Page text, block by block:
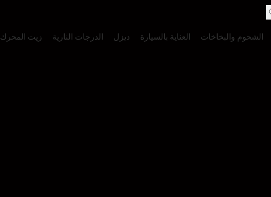
زيت المحرك الدرجات النارية ديزل العناية بالسيارة الشحوم والبخاخات